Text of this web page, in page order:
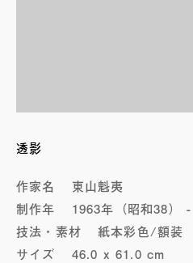
透影
作家名
東山魁夷
制作年
1963年（昭和38） -
技法・素材
紙本彩色/額装
サイズ
46.0 x 61.0 cm